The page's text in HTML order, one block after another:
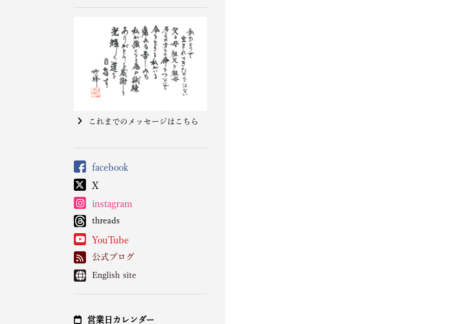
これまでのメッセージはこちら
facebook
X
instagram
threads
YouTube
公式ブログ
English site
営業日カレンダー